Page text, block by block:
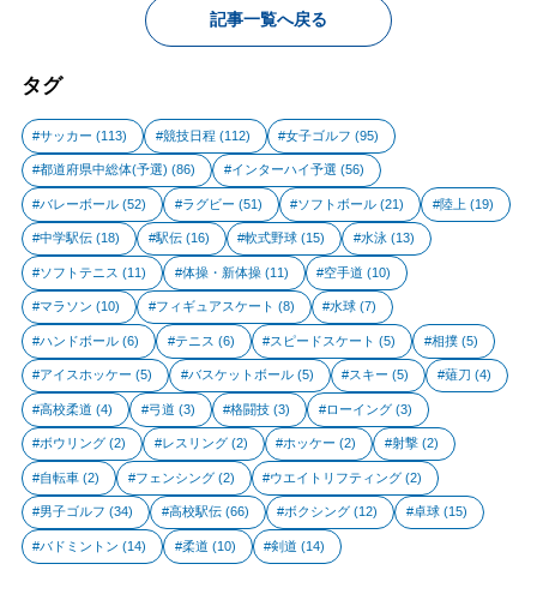
記事一覧へ戻る
タグ
サッカー (113) 競技日程 (112) 女子ゴルフ (95)
都道府県中総体(予選) (86) インターハイ予選 (56)
バレーボール (52) ラグビー (51) ソフトボール (21) 陸上 (19)
中学駅伝 (18) 駅伝(16) 軟式野球 (15) 水泳 (13)
ソフトテニス (11) 体操・新体操(11) 空手道 (10)
マラソン (10) フィギュアスケート (8) 水球 (7)
ハンドボール (6) テニス (6) スピードスケート (5) 相撲(5)
アイスホッケー (5) バスケットボール(5) スキー (5) 薙刀 (4)
高校柔道 (4) 弓道 (3) 格闘技 (3) ローイング(3)
ボウリング (2) レスリング(2) ホッケー (2) 射撃(2)
自転車 (2) フェンシング(2) ウエイトリフティング (2)
男子ゴルフ (34) 高校駅伝(66) ボクシング (12) 卓球(15)
バドミントン (14) 柔道 (10) 剣道 (14)